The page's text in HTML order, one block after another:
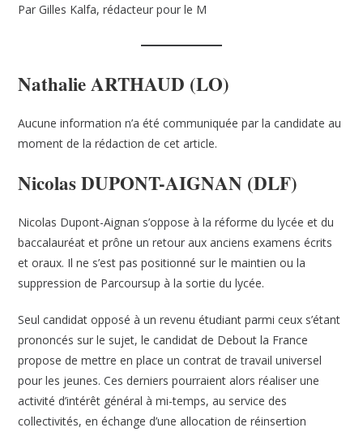
Par Gilles Kalfa, rédacteur pour le M
Nathalie ARTHAUD (LO)
Aucune information n’a été communiquée par la candidate au
moment de la rédaction de cet article.
Nicolas DUPONT-AIGNAN (DLF)
Nicolas Dupont-Aignan s’oppose à la réforme du lycée et du
baccalauréat et prône un retour aux anciens examens écrits
et oraux. Il ne s’est pas positionné sur le maintien ou la
suppression de Parcoursup à la sortie du lycée.
Seul candidat opposé à un revenu étudiant parmi ceux s’étant
prononcés sur le sujet, le candidat de Debout la France
propose de mettre en place un contrat de travail universel
pour les jeunes. Ces derniers pourraient alors réaliser une
activité d’intérêt général à mi-temps, au service des
collectivités, en échange d’une allocation de réinsertion